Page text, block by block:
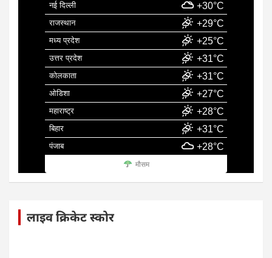
नई दिल्ली +30°C
राजस्थान +29°C
मध्य प्रदेश +25°C
उत्तर प्रदेश +31°C
कोलकाता +31°C
ओडिशा +27°C
महाराष्ट्र +28°C
बिहार +31°C
पंजाब +28°C
मौसम
लाइव क्रिकेट स्कोर